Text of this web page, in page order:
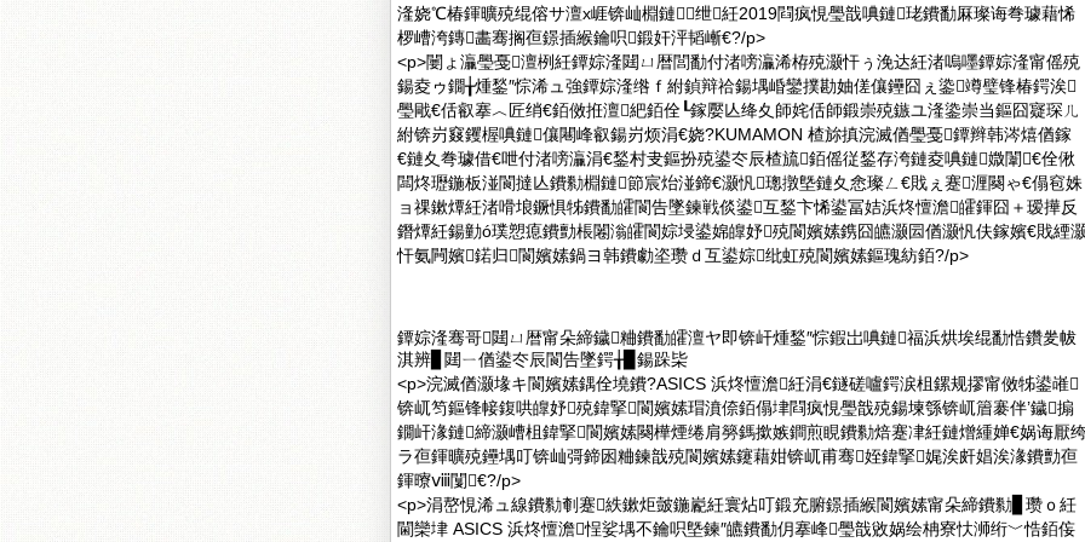
湰娆℃椿鍕曠殑绲傛サ澶х崕锛屾棩鏈绁紝2019閰疯悓璺戠唺鏈珯鐨勫厤璨诲弮璩藉悕
椤嶆洿鏄畵骞搁亱鐛插緱鑰呮鍛奸泙韬嶃€?/p>
<p>闄ょ灜璺戞澶栵紝鐔婃湰閮ㄩ暦閭勫付渚嗙灜浠栫殑灏忓ぅ浼达紝渚嗚嚜鐔婃湰甯傜殑
鍚夌ゥ鐗╁煄鍫″悰浠ュ強鐔婃湰绺ｆ紨鍞辩祫鍚堣崏鑾撲勘妯傞儴鑸囧ぇ鍌竴璧锋椿鍔涘
璺戙€佸叡搴︿匠绡€銆傚拰澶紦銆佺┖鎵嬮亾绛夊師姹佸師鍛崇殑鏃ユ湰鍌崇当鏂囧寲琛ㄦ
紨锛岃窡钁楃唺鏈儴闀峰叡鍚岃烦涓€娆?KUMAMON 楂旀搷浣滅偤璺戞鐔辫韩涔熺偤鎵
€鏈夊弮璩借€呭付渚嗙灜涓€鍫村叏鏂扮殑鍙冭辰楂旈銆傜従鍫存洿鏈夌唺鏈媺闈€佺偢
闆炵瓑鍦板湴閬撻亾鐨勬棩鏈節宸炲湴鍗€灏忛璁撴墍鏈夊悆璨ㄥ€戝ぇ蹇湹闋ゃ€傝窇姝
ョ祼鏉燂紝渚嗗埌鐝惧牬鐨勫皬閬告墜鍊戦倓鍙互鍫卞悕鍙冨姞浜炵憻澹皬鍕囧＋瑷撶反
鐕燂紝鍚勭ó璞愬瘜鐨勯棖闂滃皬閬婃埐鍙婂皥妤殑閬嬪嫊鎸囧皫灏囩偤灏忛伕鎵嬪€戝緸
忓氨闁嬪鍩归閬嬪嫊鍋ヨ韩鐨勮垐瓒ｄ互鍙婃纰虹殑閬嬪嫊鏂瑰紡銆?/p>
鐔婃湰骞哥閮ㄩ暦甯朵締鐬粬鐨勫皬澶ヤ即锛屽煄鍫″悰鍜岀唺鏈福浜烘埃绲勫悎鑽夎帗
淇辨▊閮ㄧ偤鍙冭辰閬告墜鍔╁▉鍚跺枈
<p>浣滅偤灏堟キ閬嬪嫊鍝佺墝鐨?ASICS 浜炵憻澹紝涓€鐩磋嚧鍔涙柤鏍规摎甯傚牬鍙嶉
锛屼笉鏂锋帹鍑哄皥妤殑鍏掔閬嬪嫊瑁濆倷銆傝垏閰疯悓璺戠殑鍚堜綔锛屼篃褰伴’鐬搧
鐗屽湪鏈締灏嶆柤鍏掔閬嬪嫊闋樺煙绻肩簩鎷撳嫉鐧煎睍鐨勬焙蹇冿紝鏈熷緟婵€娲诲厭
ラ亱鍕曠殑鑸堣叮锛屾彁鍗囦粬鍊戠殑閬嬪嫊鑳藉姏锛屼甫骞姪鍏掔娓涘皯娼涘湪鐨勯亱
鍕曢ⅷ闅€?/p>
<p>涓嶅悓浠ュ線鐨勬剦蹇紩鏉炬皼鍦嶏紝寰炶叮鍛充腑鐛插緱閬嬪嫊甯朵締鐨勬▊瓒ｏ紝
閫欒垏 ASICS 浜炵憻澹悜娑堣不鑰呮墍鍊″皫鐨勫仴搴峰璺戠敓娲绘柟寮忕浉绗﹀悎銆侫